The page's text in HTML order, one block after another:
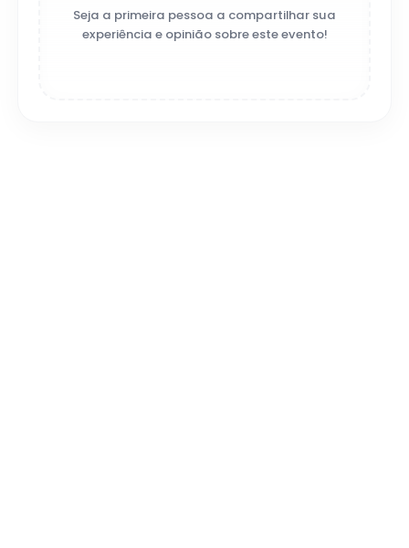
Seja a primeira pessoa a compartilhar sua
experiência e opinião sobre este evento!